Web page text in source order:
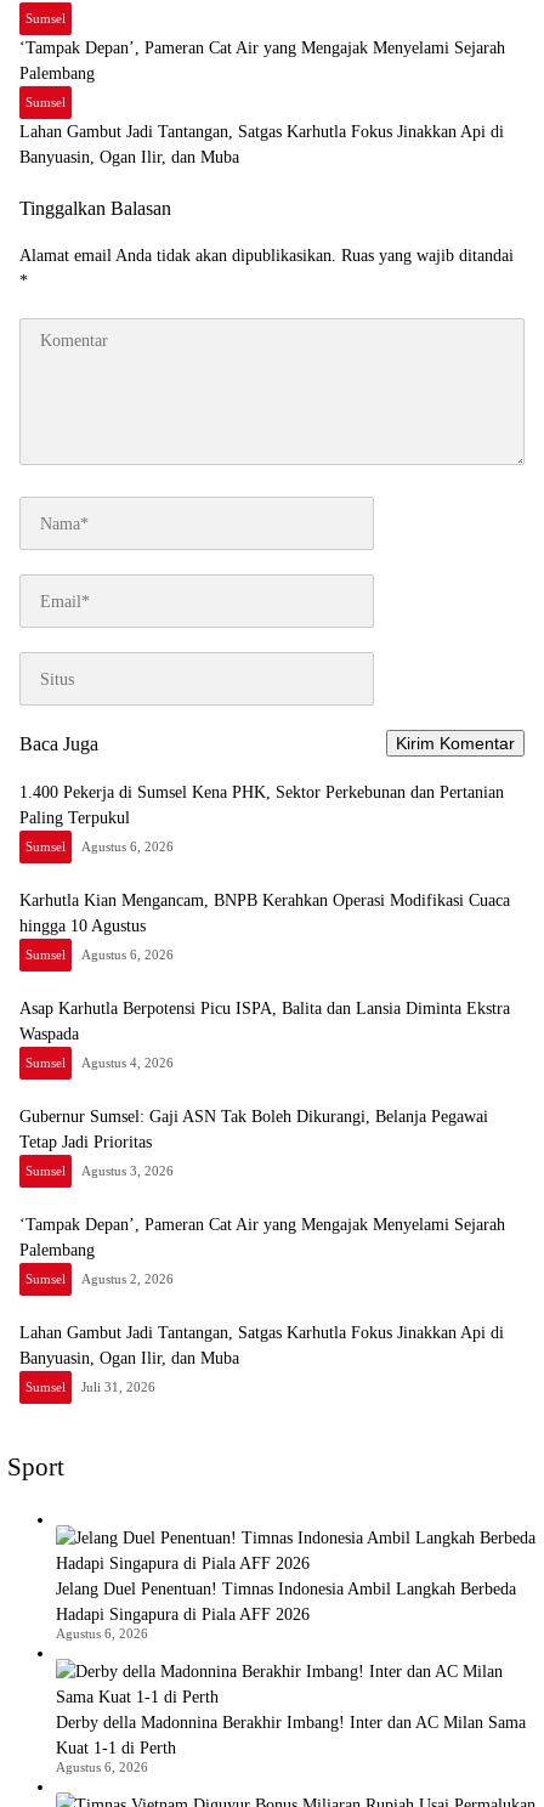
Sumsel
‘Tampak Depan’, Pameran Cat Air yang Mengajak Menyelami Sejarah
Palembang
Sumsel
Lahan Gambut Jadi Tantangan, Satgas Karhutla Fokus Jinakkan Api di
Banyuasin, Ogan Ilir, dan Muba
Tinggalkan Balasan
Alamat email Anda tidak akan dipublikasikan. Ruas yang wajib ditandai
*
Baca Juga
1.400 Pekerja di Sumsel Kena PHK, Sektor Perkebunan dan Pertanian
Paling Terpukul
Sumsel Agustus 6, 2026
Karhutla Kian Mengancam, BNPB Kerahkan Operasi Modifikasi Cuaca
hingga 10 Agustus
Sumsel Agustus 6, 2026
Asap Karhutla Berpotensi Picu ISPA, Balita dan Lansia Diminta Ekstra
Waspada
Sumsel Agustus 4, 2026
Gubernur Sumsel: Gaji ASN Tak Boleh Dikurangi, Belanja Pegawai
Tetap Jadi Prioritas
Sumsel Agustus 3, 2026
‘Tampak Depan’, Pameran Cat Air yang Mengajak Menyelami Sejarah
Palembang
Sumsel Agustus 2, 2026
Lahan Gambut Jadi Tantangan, Satgas Karhutla Fokus Jinakkan Api di
Banyuasin, Ogan Ilir, dan Muba
Sumsel Juli 31, 2026
Sport
Jelang Duel Penentuan! Timnas Indonesia Ambil Langkah Berbeda
Hadapi Singapura di Piala AFF 2026
Agustus 6, 2026
Derby della Madonnina Berakhir Imbang! Inter dan AC Milan Sama
Kuat 1-1 di Perth
Agustus 6, 2026